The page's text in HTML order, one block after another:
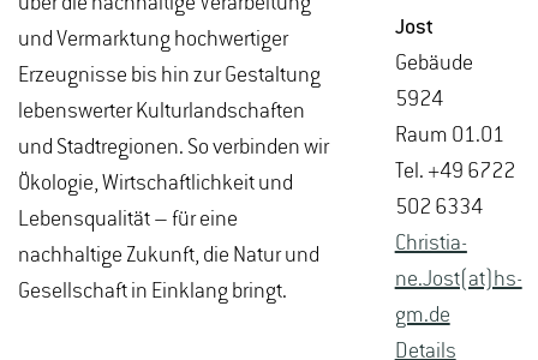
und Vermarktung hochwertiger
Erzeugnisse bis hin zur Gestaltung
lebenswerter Kulturlandschaften
und Stadtregionen. So verbinden wir
Ökologie, Wirtschaftlichkeit und
Lebensqualität – für eine
nachhaltige Zukunft, die Natur und
Gesellschaft in Einklang bringt.
Jost
Ge­bäu­de
5924
Raum 01.01
Tel. +49 6722
502 6334
Chris­tia­
ne.Jost(at)hs-​
gm.​de
De­tails